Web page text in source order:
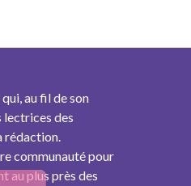
au fil de son
lectrices des
rédaction.
communauté pour
au plus près des